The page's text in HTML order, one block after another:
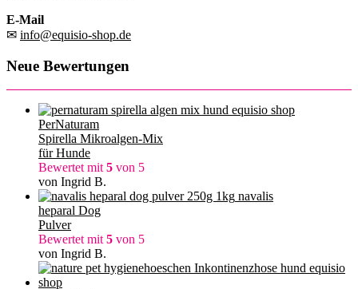
E-Mail
✉ info@equisio-shop.de
Neue Bewertungen
PerNaturam
Spirella Mikroalgen-Mix
für Hunde
Bewertet mit 5 von 5
von Ingrid B.
navalis
heparal Dog
Pulver
Bewertet mit 5 von 5
von Ingrid B.